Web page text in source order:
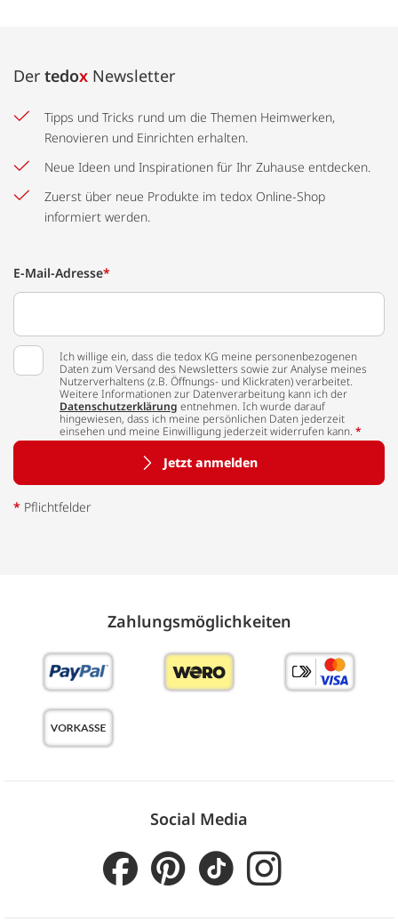
Der tedox Newsletter
Tipps und Tricks rund um die Themen Heimwerken,
Renovieren und Einrichten erhalten.
Neue Ideen und Inspirationen für Ihr Zuhause entdecken.
Zuerst über neue Produkte im tedox Online-Shop
informiert werden.
E-Mail-Adresse*
Ich willige ein, dass die tedox KG meine personenbezogenen
Daten zum Versand des Newsletters sowie zur Analyse meines
Nutzerverhaltens (z.B. Öffnungs- und Klickraten) verarbeitet.
Weitere Informationen zur Datenverarbeitung kann ich der
Datenschutzerklärung entnehmen. Ich wurde darauf
hingewiesen, dass ich meine persönlichen Daten jederzeit
einsehen und meine Einwilligung jederzeit widerrufen kann. *
Jetzt anmelden
* Pflichtfelder
Zahlungs­möglich­keiten
Social Media